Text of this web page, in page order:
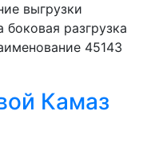
выгрузки
боковая разгрузка
45143
Камаз